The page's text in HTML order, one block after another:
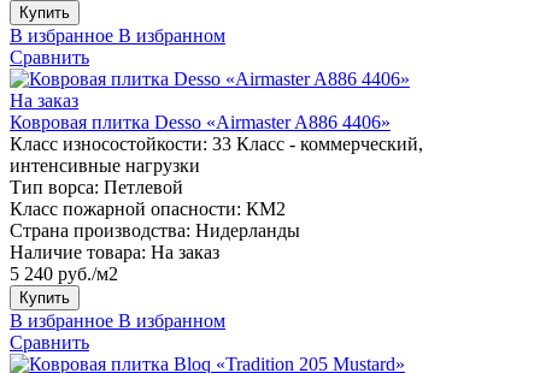
Купить
В избранное В избранном
Сравнить
На заказ
Ковровая плитка Desso «Airmaster A886 4406»
Класс износостойкости: 33 Класс - коммерческий,
интенсивные нагрузки
Тип ворса: Петлевой
Класс пожарной опасности: КМ2
Страна производства: Нидерланды
Наличие товара: На заказ
5 240 руб./м2
Купить
В избранное В избранном
Сравнить